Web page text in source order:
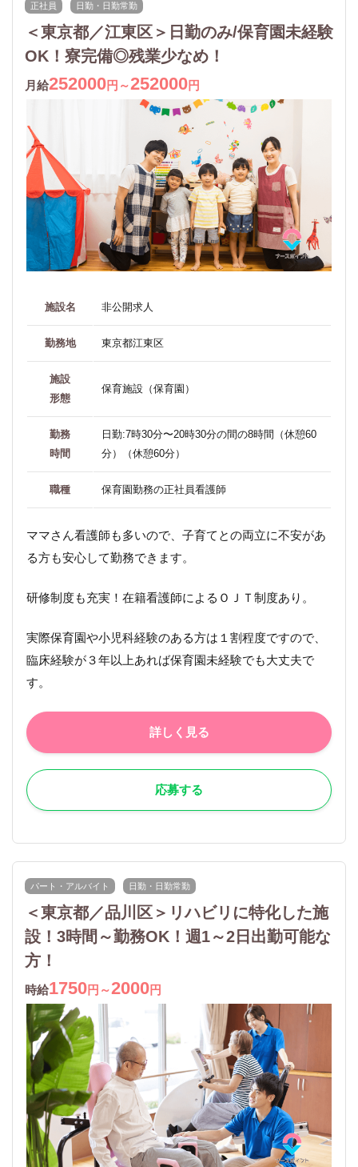
正社員 日勤・日勤常勤
＜東京都／江東区＞日勤のみ/保育園未経験
OK！寮完備◎残業少なめ！
月給252000円～252000円
施設名 非公開求人
勤務地 東京都江東区
施設
形態
保育施設（保育園）
勤務
時間
日勤:7時30分〜20時30分の間の8時間（休憩60
分）（休憩60分）
職種 保育園勤務の正社員看護師
ママさん看護師も多いので、子育てとの両立に不安があ
る方も安心して勤務できます。
研修制度も充実！在籍看護師によるＯＪＴ制度あり。
実際保育園や小児科経験のある方は１割程度ですので、
臨床経験が３年以上あれば保育園未経験でも大丈夫で
す。
詳しく見る
応募する
パート・アルバイト 日勤・日勤常勤
＜東京都／品川区＞リハビリに特化した施
設！3時間～勤務OK！週1～2日出勤可能な
方！
時給1750円～2000円